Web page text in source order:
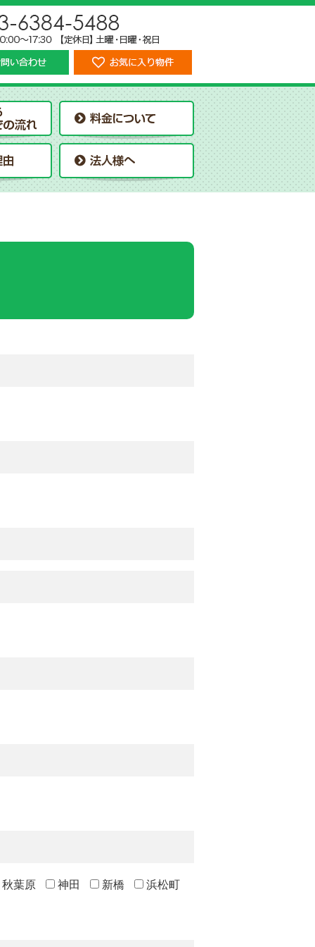
秋葉原 神田 新橋 浜松町